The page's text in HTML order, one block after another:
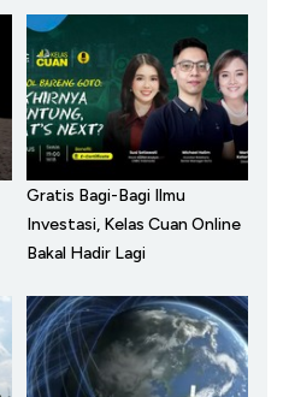
Gratis Bagi-Bagi Ilmu
Investasi, Kelas Cuan Online
Bakal Hadir Lagi